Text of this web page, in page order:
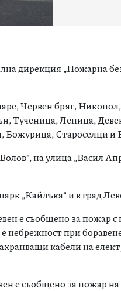
дирекция „Пожарна
Червен бряг,
Тученица, Лепица,
Божурица, Староселци и
на улица „Васил
„Кайлъка“ и в град
е съобщено за пожар с
небрежност при
кабели на
е съобщено за пожар на